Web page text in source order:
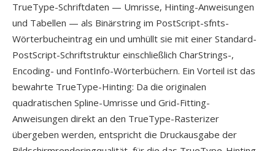
TrueType-Schriftdaten — Umrisse, Hinting-Anweisungen
und Tabellen — als Binärstring im PostScript-sfnts-
Wörterbucheintrag ein und umhüllt sie mit einer Standard-
PostScript-Schriftstruktur einschließlich CharStrings-,
Encoding- und FontInfo-Wörterbüchern. Ein Vorteil ist das
bewahrte TrueType-Hinting: Da die originalen
quadratischen Spline-Umrisse und Grid-Fitting-
Anweisungen direkt an den TrueType-Rasterizer
übergeben werden, entspricht die Druckausgabe der